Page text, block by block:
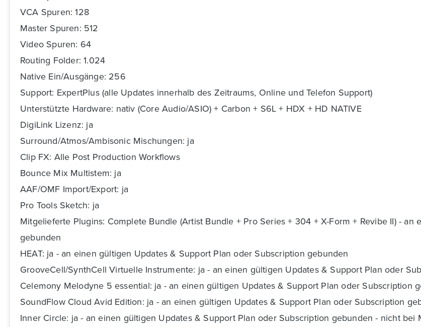
VCA Spuren: 128
Master Spuren: 512
Video Spuren: 64
Routing Folder: 1.024
Native Ein/Ausgänge: 256
Support: ExpertPlus (alle Updates innerhalb des Zeitraums, Online und Telefon Support)
Unterstützte Hardware: nativ (Core Audio/ASIO) + Carbon + S6L + HDX + HD NATIVE
DigiLink Lizenz: ja
Surround/Atmos/Ambisonic Mischungen: ja
Clip FX: Alle Post Production Workflows
Bounce Mix Multistem: ja
AAF/OMF Import/Export: ja
Pro Tools Sketch: ja
Mitgelieferte Plugins: Complete Bundle (Artist Bundle + Pro Series + 304 + X-Form + Revibe II) -
gebunden
HEAT: ja - an einen gültigen Updates & Support Plan oder Subscription gebunden
GrooveCell/SynthCell Virtuelle Instrumente: ja - an einen gültigen Updates & Support Plan oder
Celemony Melodyne 5 essential: ja - an einen gültigen Updates & Support Plan oder Subscription
SoundFlow Cloud Avid Edition: ja - an einen gültigen Updates & Support Plan oder Subscription
Inner Circle: ja - an einen gültigen Updates & Support Plan oder Subscription gebunden - nicht